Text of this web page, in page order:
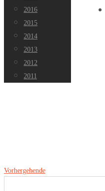
2016
2015
2014
2013
2012
2011
Vorhergehende